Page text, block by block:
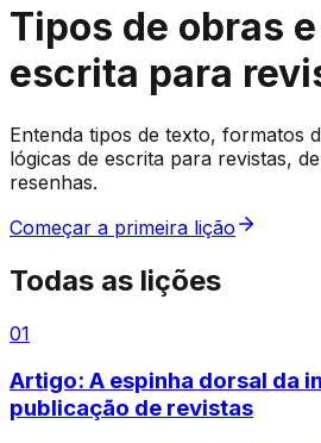
Tipos de obras
escrita para
Entenda tipos de texto, formatos
lógicas de escrita para revistas,
resenhas.
Começar a primeira lição
Todas as lições
01
Artigo: A espinha dorsal da
publicação de revistas